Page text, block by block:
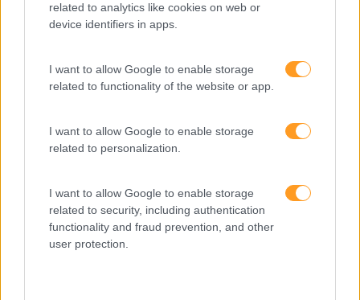
related to analytics like cookies on web or
device identifiers in apps.
I want to allow Google to enable storage
related to functionality of the website or app.
I want to allow Google to enable storage
related to personalization.
I want to allow Google to enable storage
related to security, including authentication
functionality and fraud prevention, and other
user protection.
Categorias Blog
Aprendizagem